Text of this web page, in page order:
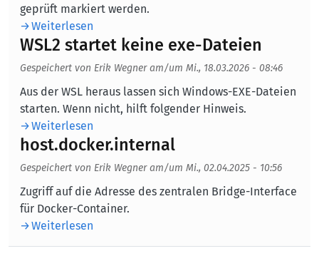
geprüft markiert werden.
Weiterlesen
WSL2 startet keine exe-Dateien
Gespeichert von Erik Wegneram/um Mi., 18.03.2026 - 08:46
Body
Aus der WSL heraus lassen sich Windows-EXE-Dateien
starten. Wenn nicht, hilft folgender Hinweis.
Weiterlesen
host.docker.internal
Gespeichert von Erik Wegneram/um Mi., 02.04.2025 - 10:56
Body
Zugriff auf die Adresse des zentralen Bridge-Interface
für Docker-Container.
Weiterlesen